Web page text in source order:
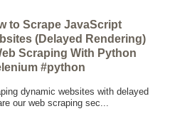
to Scrape JavaScript
(Delayed Rendering)
Scraping With Python
#python
dynamic websites with delayed
our web scraping sec...